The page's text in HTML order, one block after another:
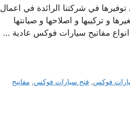
في شركتنا الرائدة في اعمال
و تركيبها و اصلاحها و صيانتها
مفاتيح سيارات فوكس عادية …
فوكس, فتح سيارات فوكس, مفاتيح